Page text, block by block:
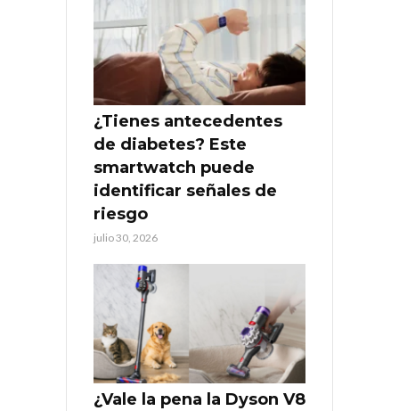
¿Tienes antecedentes
de diabetes? Este
smartwatch puede
identificar señales de
riesgo
julio 30, 2026
¿Vale la pena la Dyson V8